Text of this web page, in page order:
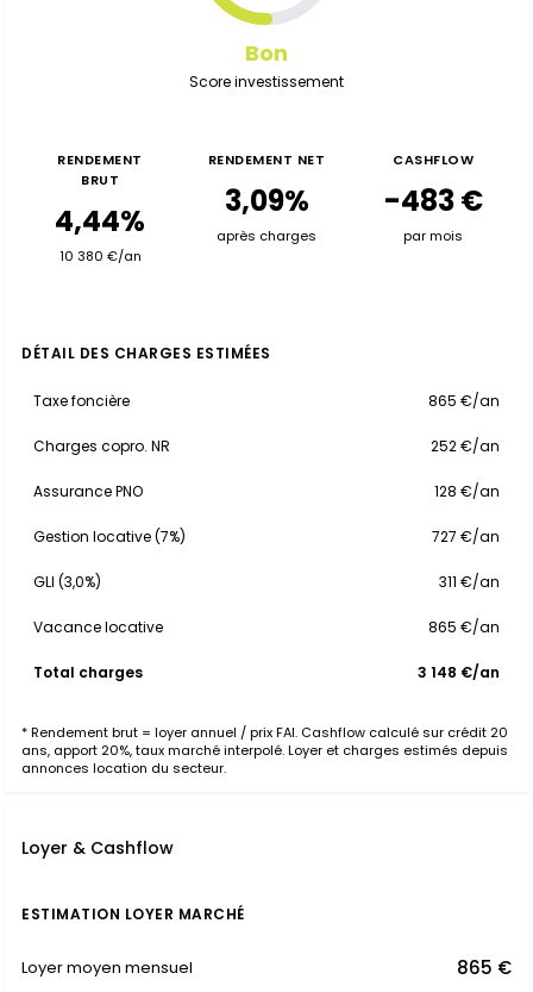
Bon
Score investissement
RENDEMENT
BRUT
4,44%
10 380 €/an
RENDEMENT NET
3,09%
après charges
CASHFLOW
-483 €
par mois
DÉTAIL DES CHARGES ESTIMÉES
Taxe foncière 865 €/an
Charges copro. NR 252 €/an
Assurance PNO 128 €/an
Gestion locative (7%) 727 €/an
GLI (3,0%) 311 €/an
Vacance locative 865 €/an
Total charges 3 148 €/an
* Rendement brut = loyer annuel / prix FAI. Cashflow calculé sur crédit 20
ans, apport 20%, taux marché interpolé. Loyer et charges estimés depuis
annonces location du secteur.
Loyer & Cashflow
ESTIMATION LOYER MARCHÉ
Loyer moyen mensuel 865 €